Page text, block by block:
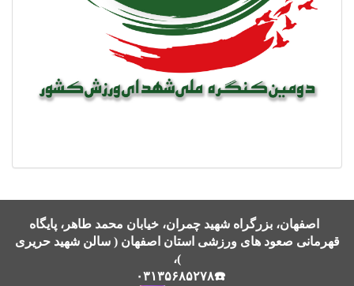
اصفهان، بزرگراه شهید چمران، خیابان محمد طاهر، پایگاه
قهرمانی صعود های ورزشی استان اصفهان ( سالن شهید حریری
)،
☎️۰۳۱۳۵۶۸۵۲۷۸